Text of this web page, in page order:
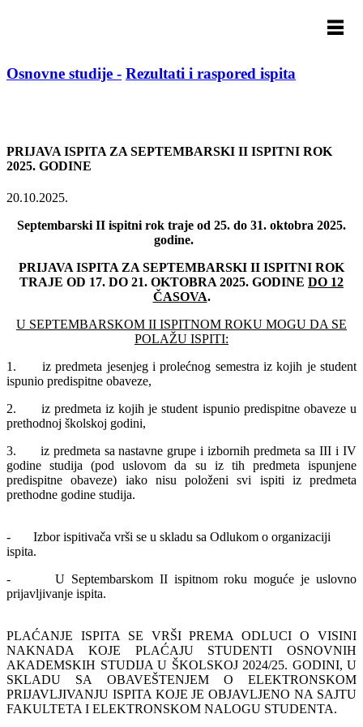
Osnovne studije - Rezultati i raspored ispita
PRIJAVA ISPITA ZA SEPTEMBARSKI II ISPITNI ROK
2025. GODINE
20.10.2025.
Septembarski II ispitni rok traje od 25. do 31. oktobra 2025.
godine.
PRIJAVA ISPITA ZA SEPTEMBARSKI II ISPITNI ROK
TRAJE OD 17. DO 21. OKTOBRA 2025. GODINE DO 12
ČASOVA.
U SEPTEMBARSKOM II ISPITNOM ROKU MOGU DA SE
POLAŽU ISPITI:
1. iz predmeta jesenjeg i prolećnog semestra iz kojih je student
ispunio predispitne obaveze,
2. iz predmeta iz kojih je student ispunio predispitne obaveze u
prethodnoj školskoj godini,
3. iz predmeta sa nastavne grupe i izbornih predmeta sa III i IV
godine studija (pod uslovom da su iz tih predmeta ispunjene
predispitne obaveze) iako nisu položeni svi ispiti iz predmeta
prethodne godine studija.
- Izbor ispitivača vrši se u skladu sa Odlukom o organizaciji
ispita.
- U Septembarskom II ispitnom roku moguće je uslovno
prijavljivanje ispita.
PLAĆANJE ISPITA SE VRŠI PREMA ODLUCI O VISINI
NAKNADA KOJE PLAĆAJU STUDENTI OSNOVNIH
AKADEMSKIH STUDIJA U ŠKOLSKOJ 2024/25. GODINI, U
SKLADU SA OBAVEŠTENJEM O ELEKTRONSKOM
PRIJAVLJIVANJU ISPITA KOJE JE OBJAVLJENO NA SAJTU
FAKULTETA I ELEKTRONSKOM NALOGU STUDENTA.